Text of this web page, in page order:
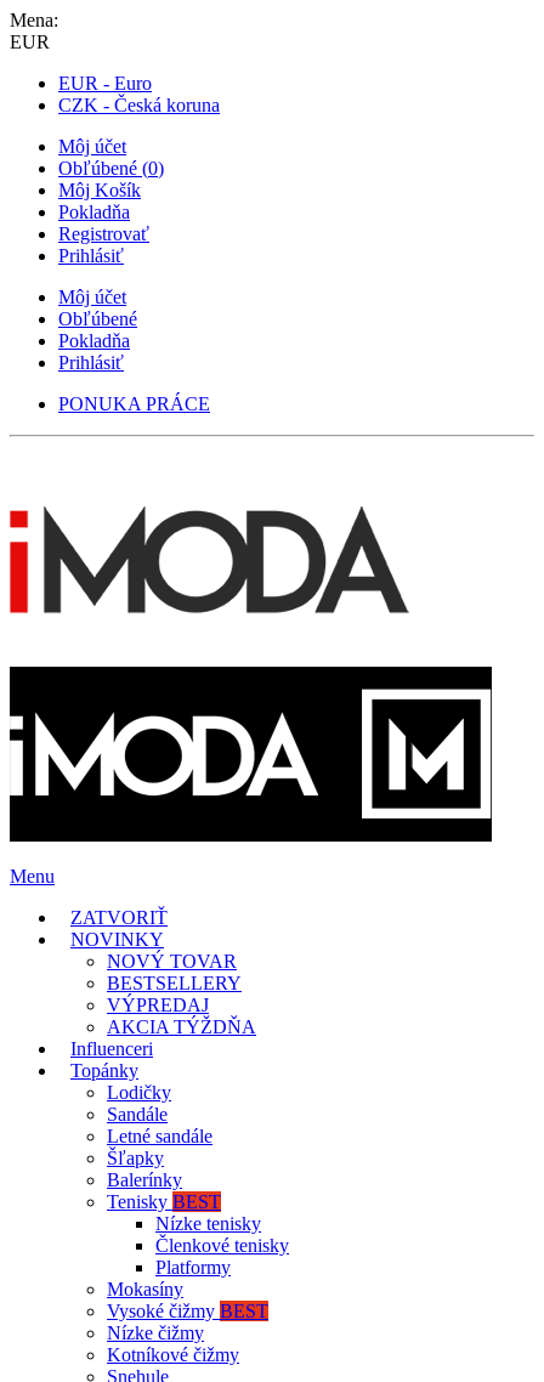
Mena:
EUR
EUR - Euro
CZK - Česká koruna
Môj účet
Obľúbené (0)
Môj Košík
Pokladňa
Registrovať
Prihlásiť
Môj účet
Obľúbené
Pokladňa
Prihlásiť
PONUKA PRÁCE
Menu
ZATVORIŤ
NOVINKY
NOVÝ TOVAR
BESTSELLERY
VÝPREDAJ
AKCIA TÝŽDŇA
Influenceri
Topánky
Lodičky
Sandále
Letné sandále
Šľapky
Balerínky
Tenisky BEST
Nízke tenisky
Členkové tenisky
Platformy
Mokasíny
Vysoké čižmy BEST
Nízke čižmy
Kotníkové čižmy
Snehule